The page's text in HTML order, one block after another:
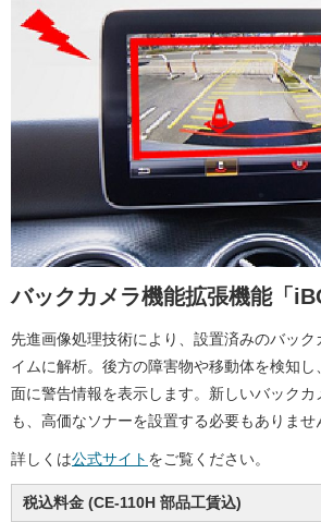
バックカメラ機能拡張機能「
先進画像処理技術により、設置済みのバック
イムに解析。後方の障害物や移動体を検知
面に警告情報を表示します。新しいバック
も、高価なソナーを設置する必要もありませ
詳しくは公式サイト をご覧ください。
税込料金 (CE-110H 部品工賃込)